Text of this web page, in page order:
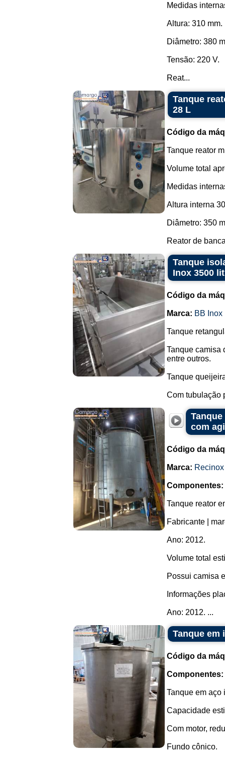
Medidas
Altura: 310 mm.
Diâmetro: 380
Tensão: 220 V.
Reat...
Tanque
28 L
Código da
Tanque reator
Volume total
Medidas
Altura interna
Diâmetro: 350
Reator de
Tanque
Inox 3500
Código da
Marca: BB Inox
Tanque
Tanque camisa
entre outros.
Tanque
Com tubulação
com
Código da
Marca: Recinox
Componentes:
Tanque reator
Fabricante |
Ano: 2012.
Volume total
Possui camisa
Informações
Ano: 2012. ...
Tanque em
Código da
Componentes:
Tanque em aço
Capacidade
Com motor,
Fundo cônico.